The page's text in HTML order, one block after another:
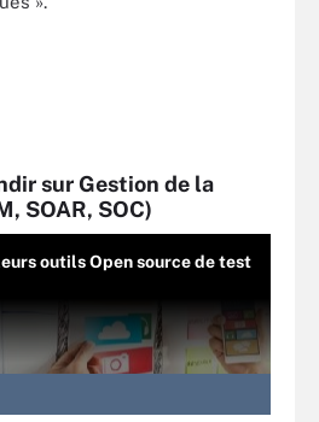
sur Gestion de la
SOAR, SOC)
outils Open source de test